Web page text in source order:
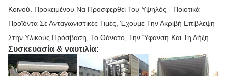
Κοινού. Προκειμένου Να Προσφερθεί Του Υψηλός - Ποιοτικά
Προϊόντα Σε Ανταγωνιστικές Τιμές, Έχουμε Την Ακριβή Επίβλεψη
Στην Υλικούς Πρόσβαση, Το Θάνατο, Την Ύφανση Και Τη Λήξη.
Συσκευασία & ναυτιλία: